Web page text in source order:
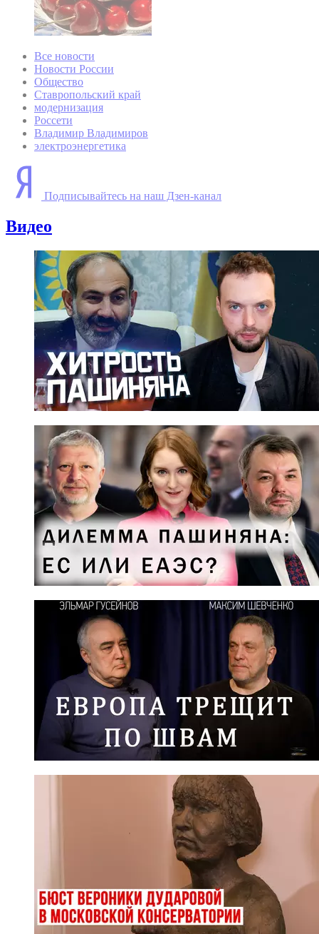
Все новости
Новости России
Общество
Ставропольский край
модернизация
Россети
Владимир Владимиров
электроэнергетика
Подписывайтесь на наш Дзен-канал
Видео